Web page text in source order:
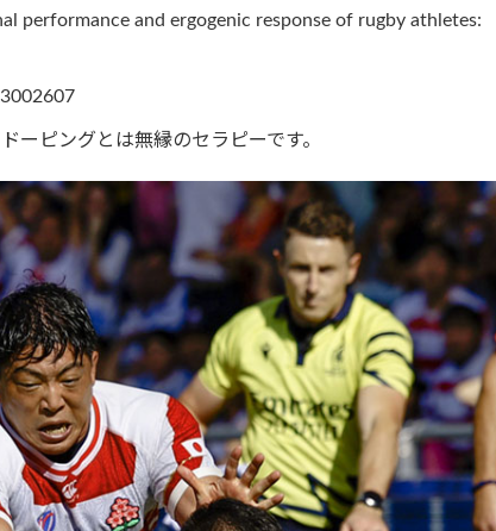
and ergogenic response of rugby athletes:
ーピングとは無縁のセラピーです。